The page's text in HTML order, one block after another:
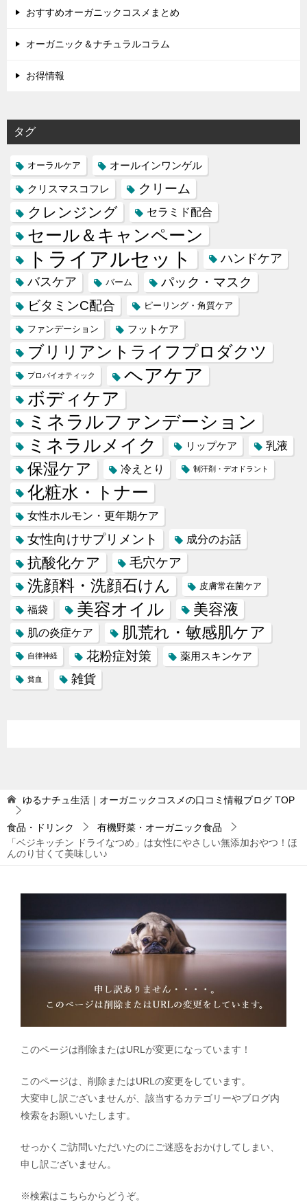
おすすめオーガニックコスメまとめ
オーガニック＆ナチュラルコラム
お得情報
タグ
オーラルケア
オールインワンゲル
クリスマスコフレ
クリーム
クレンジング セラミド配合
セール＆キャンペーン
トライアルセット
ハンドケア
バスケア
バーム
パック・マスク
ビタミンC配合
ピーリング・角質ケア
ファンデーション フットケア
ブリリアントライフプロダクツ
プロバイオティック ヘアケア
ボディケア
ミネラルファンデーション
ミネラルメイク リップケア 乳液
保湿ケア 冷えとり 制汗剤・デオドラント
化粧水・トナー
女性ホルモン・更年期ケア
女性向けサプリメント 成分のお話
抗酸化ケア 毛穴ケア
洗顔料・洗顔石けん 皮膚常在菌ケア
福袋 美容オイル 美容液
肌の炎症ケア 肌荒れ・敏感肌ケア
自律神経 花粉症対策 薬用スキンケア
貧血 雑貨
ゆるナチュ生活｜オーガニックコスメの口コミ情報ブログ TOP
食品・ドリンク
有機野菜・オーガニック食品
「ベジキッチン ドライなつめ」は女性にやさしい無添加おやつ！ほ
んのり甘くて美味しい♪
このページは削除またはURLが変更になっています！
このページは、削除またはURLの変更をしています。
大変申し訳ございませんが、該当するカテゴリーやブログ内
検索をお願いいたします。
せっかくご訪問いただいたのにご迷惑をおかけしてしまい、
申し訳ございません。
※検索はこちらからどうぞ。